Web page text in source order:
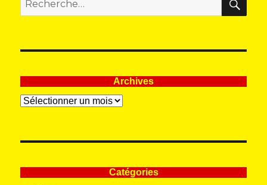
pour
:
Archives
Archives
Catégories